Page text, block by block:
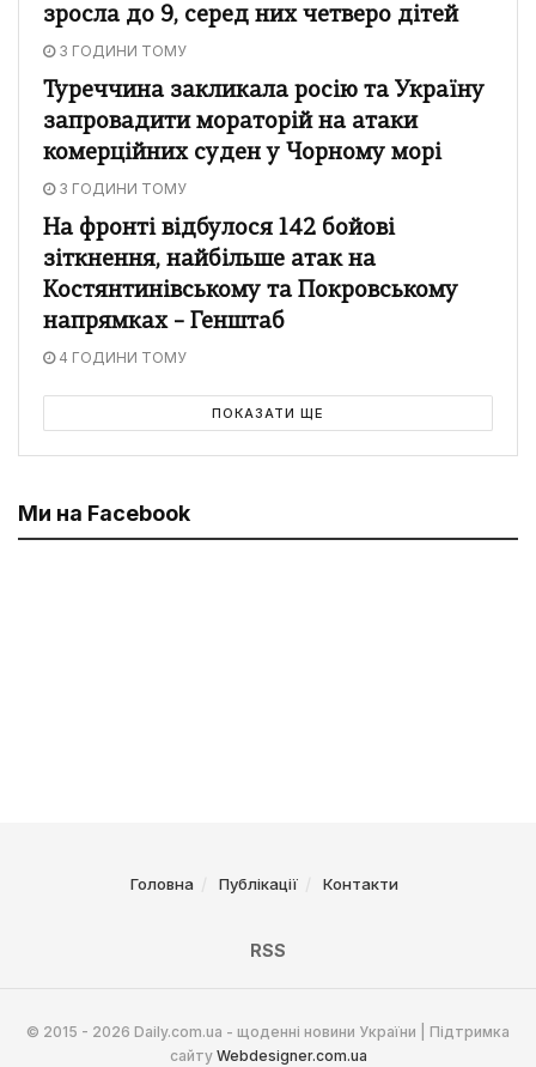
зросла до 9, серед них четверо дітей
3 ГОДИНИ ТОМУ
Туреччина закликала росію та Україну
запровадити мораторій на атаки
комерційних суден у Чорному морі
3 ГОДИНИ ТОМУ
На фронті відбулося 142 бойові
зіткнення, найбільше атак на
Костянтинівському та Покровському
напрямках – Генштаб
4 ГОДИНИ ТОМУ
ПОКАЗАТИ ЩЕ
Ми на Facebook
Головна Публікації Контакти
RSS
© 2015 - 2026 Daily.com.ua - щоденні новини України | Підтримка
сайту Webdesigner.com.ua